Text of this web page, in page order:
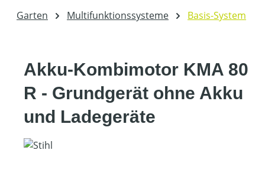
Garten Multifunktionssysteme Basis-System
Akku-Kombimotor KMA 80
R - Grundgerät ohne Akku
und Ladegeräte